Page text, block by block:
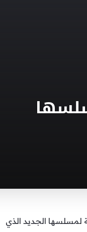
لمسلسها الجديد الذي